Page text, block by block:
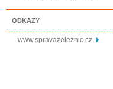
ODKAZY
www.spravazeleznic.cz